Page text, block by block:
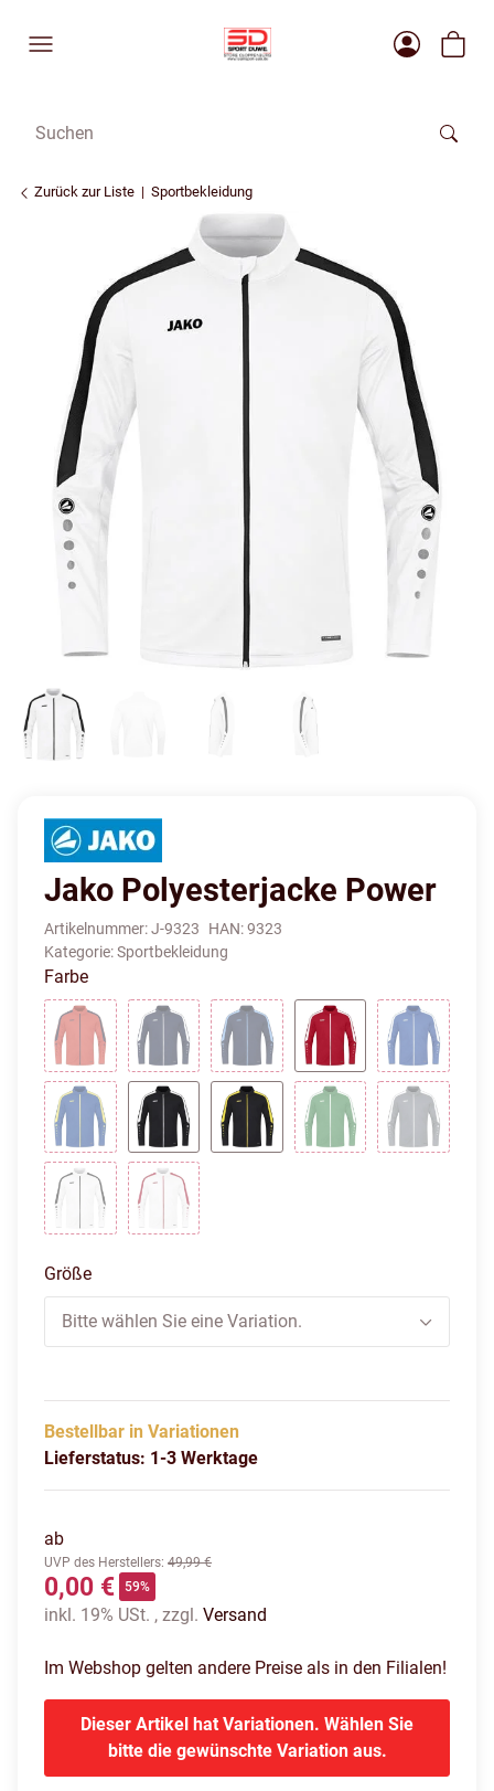
Zurück zur Liste Sportbekleidung
Jako Polyesterjacke Power
Artikelnummer:J-9323 HAN:9323
Kategorie:Sportbekleidung
Farbe
flame/marinemarine marine/skyblue
rot royal
royal/citroschwarz
Größe
Bitte wählen Sie eine Variation.
Bestellbar in Variationen
Lieferstatus: 1-3 Werktage
ab
UVP des Herstellers: 49,99 €
0,00 € 59%
inkl. 19% USt. , zzgl. Versand
Im Webshop gelten andere Preise als in den Filialen!
Dieser Artikel hat Variationen. Wählen Sie
bitte die gewünschte Variation aus.